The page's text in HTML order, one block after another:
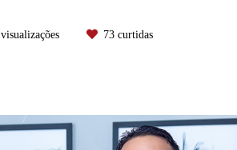
visualizações 73 curtidas